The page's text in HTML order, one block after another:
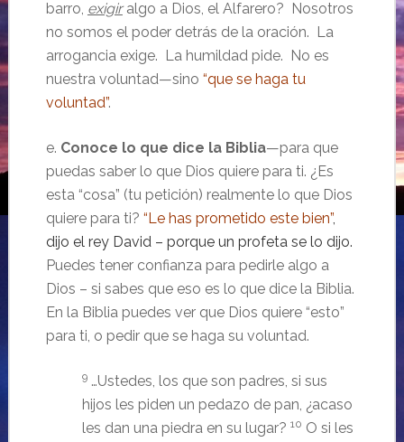
barro, exigiralgo a Dios, el Alfarero? Nosotros
no somos el poder detrás de la oración. La
arrogancia exige. La humildad pide. No es
nuestra voluntad—sino “que se haga tu
voluntad”.
e. Conoce lo que dice la Biblia—para que
puedas saber lo que Dios quiere para ti. ¿Es
esta “cosa” (tu petición) realmente lo que Dios
quiere para ti? “Le has prometido este bien”,
dijo el rey David – porque un profeta se lo dijo.
Puedes tener confianza para pedirle algo a
Dios – si sabes que eso es lo que dice la Biblia.
En la Biblia puedes ver que Dios quiere “esto”
para ti, o pedir que se haga su voluntad.
9…Ustedes, los que son padres, si sus
hijos les piden un pedazo de pan, ¿acaso
les dan una piedra en su lugar? 10 O si les